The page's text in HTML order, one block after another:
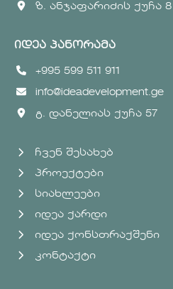
ზ. ანჯაფარიძის ქუჩა 8
იდეა პანორამა
+995 599 511 911
info@ideadevelopment.ge
გ. დანელიას ქუჩა 57
ჩვენ შესახებ
პროექტები
სიახლეები
იდეა ქარდი
იდეა ქონსთრაქშენი
კონტაქტი